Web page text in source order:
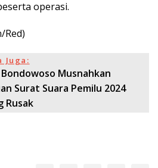
operasi.
Red)
Juga:
Bondowoso Musnahkan
Surat Suara Pemilu 2024
Rusak